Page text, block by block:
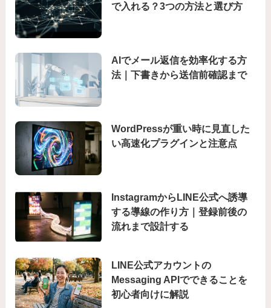
で入れる？3つの方法と選び方
AIでメール返信を効率化する方
法｜下書きから送信前確認まで
WordPressが重い時に見直した
い高速化プラグインと注意点
InstagramからLINE公式へ誘導
する導線の作り方｜登録前後の
流れまで設計する
LINE公式アカウントの
Messaging APIでできることを
初心者向けに解説